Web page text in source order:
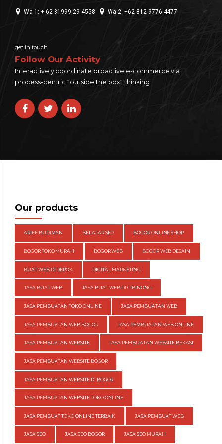
Wa 1: + 62 81999 29 4558 Wa 2: +62 812 9776 4477
get in touch
Follow Our Activity
Interactively coordinate proactive e-commerce via
process-centric “outside the box“ thinking.
Our products
ARIEF BUDIMAN BELAJAR SEO BOGOR ONLINE SHOP
BOGOR TOKO MURAH BOGOR WEB BOGOR WEB DESAIN
BUAT WEB DI DEPOK DIGITAL MARKETING
JASA BUAT WEB JASA BUAT WEB DI CIBINONG
JASA PEMBUATAN TOKO ONLINE JASA PEMBUATAN WEB
JASA PEMBUATAN WEB BOGOR JASA PEMBUATAN WEB ONLINE
JASA PEMBUATAN WEBSITE JASA PEMBUATAN WEBSITE BEKASI
JASA PEMBUATAN WEBSITE BOGOR
JASA PEMBUATAN WEBSITE DI BOGOR
JASA PEMBUATAN WEBSITE TOKO ONLINE
JASA PEMBUAT TOKO ONLINE TERBAIK JASA PEMBUAT WEB
JASA SEO JASA SEO BOGOR JASA SEO MURAH